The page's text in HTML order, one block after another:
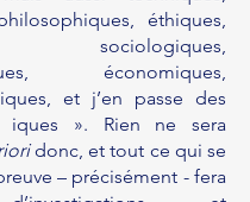
éthiques,
sociologiques,
économiques,
et j’en passe des
». Rien ne sera
donc, et tout ce qui se
– précisément - fera